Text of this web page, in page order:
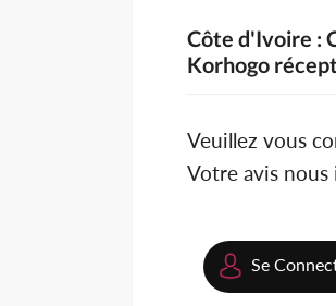
Côte d'Ivoire :
Korhogo
Veuillez vous
Votre avis nous
Se